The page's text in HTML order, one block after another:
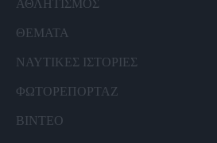
ΑΘΛΗΤΙΣΜΟΣ
ΘΕΜΑΤΑ
ΝΑΥΤΙΚΕΣ ΙΣΤΟΡΙΕΣ
ΦΩΤΟΡΕΠΟΡΤΑΖ
ΒΙΝΤΕΟ